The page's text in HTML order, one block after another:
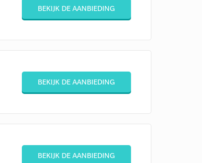
BEKIJK DE AANBIEDING
BEKIJK DE AANBIEDING
BEKIJK DE AANBIEDING